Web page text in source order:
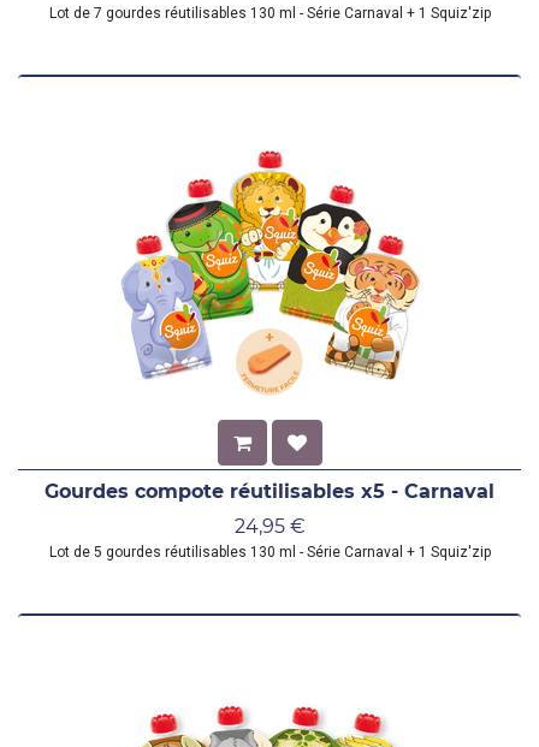
Lot de 7 gourdes réutilisables 130 ml - Série Carnaval + 1 Squiz'zip
Gourdes compote réutilisables x5 - Carnaval
24,95€
Lot de 5 gourdes réutilisables 130 ml - Série Carnaval + 1 Squiz'zip